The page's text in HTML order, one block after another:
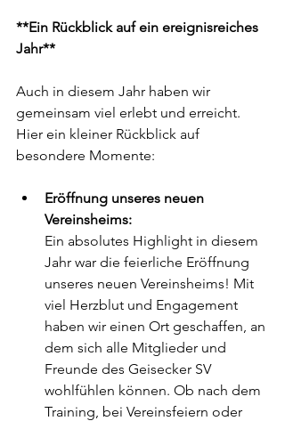
**Ein Rückblick auf ein ereignisreiches
Jahr**
Auch in diesem Jahr haben wir
gemeinsam viel erlebt und erreicht.
Hier ein kleiner Rückblick auf
besondere Momente:
Eröffnung unseres neuen
Vereinsheims:
Ein absolutes Highlight in diesem
Jahr war die feierliche Eröffnung
unseres neuen Vereinsheims! Mit
viel Herzblut und Engagement
haben wir einen Ort geschaffen, an
dem sich alle Mitglieder und
Freunde des Geisecker SV
wohlfühlen können. Ob nach dem
Training, bei Vereinsfeiern oder